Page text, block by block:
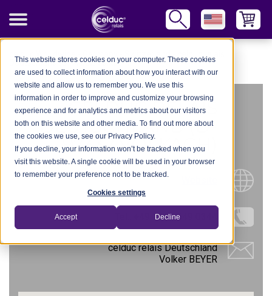
This website stores cookies on your computer. These cookies
are used to collect information about how you interact with our
website and allow us to remember you. We use this
information in order to improve and customize your browsing
experience and for analytics and metrics about our visitors
both on this website and other media. To find out more about
the cookies we use, see our Privacy Policy.
If you decline, your information won’t be tracked when you
visit this website. A single cookie will be used in your browser
to remember your preference not to be tracked.
Cookies settings
Accept Decline
Deutschland (D-97332 Volkach)
CELDUC RELAIS
DEUTSCHLAND (D-
97332 VOLKACH)
Tel.: +49 151 6549 0344
celduc relais Deutschland
Volker BEYER